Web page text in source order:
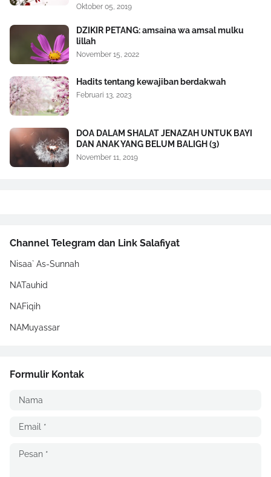
Oktober 05, 2019
DZIKIR PETANG: amsaina wa amsal mulku
lillah
November 15, 2022
Hadits tentang kewajiban berdakwah
Februari 13, 2023
DOA DALAM SHALAT JENAZAH UNTUK BAYI
DAN ANAK YANG BELUM BALIGH (3)
November 11, 2019
Channel Telegram dan Link Salafiyat
Nisaa` As-Sunnah
NATauhid
NAFiqih
NAMuyassar
Formulir Kontak